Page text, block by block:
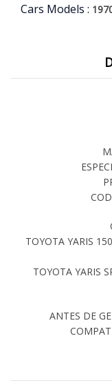
Cars Models :
TOYOTA YARIS
TOYOTA YARIS
ANTES DE